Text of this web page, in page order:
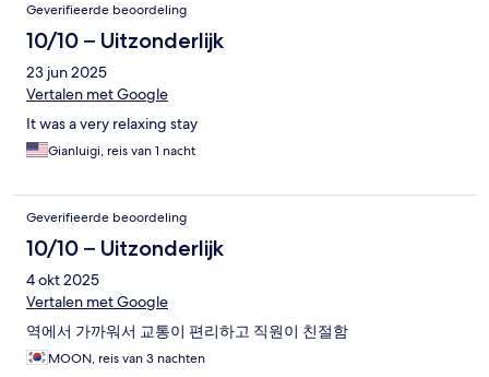
Geverifieerde beoordeling
10/10 – Uitzonderlijk
23 jun 2025
Vertalen met Google
It was a very relaxing stay
Gianluigi, reis van 1 nacht
Geverifieerde beoordeling
10/10 – Uitzonderlijk
4 okt 2025
Vertalen met Google
역에서 가까워서 교통이 편리하고 직원이 친절함
MOON, reis van 3 nachten